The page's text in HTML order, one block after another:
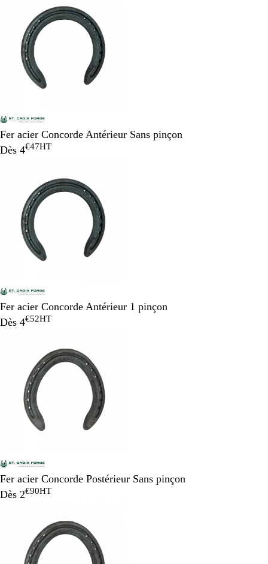
Fer acier Concorde Antérieur Sans pinçon
Dès 4€47HT
Fer acier Concorde Antérieur 1 pinçon
Dès 4€52HT
Fer acier Concorde Postérieur Sans pinçon
Dès 2€90HT